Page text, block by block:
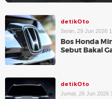
detikOto
Senin, 29 Jun 2026
Bos Honda
Sebut Bakal
detikOto
Jumat, 26 Jun 2026